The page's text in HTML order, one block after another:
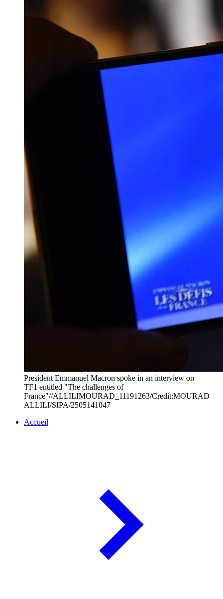
President Emmanuel Macron spoke in an interview on
TF1 entitled "The challenges of
France"//ALLILIMOURAD_11191263/Credit:MOURAD
ALLILI/SIPA/2505141047
Accueil